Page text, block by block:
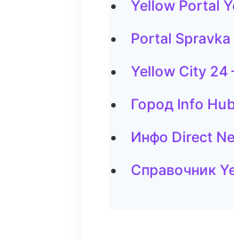
Yellow Portal
Portal
Yellow City
Город Info
Инфо Direct
Справочник